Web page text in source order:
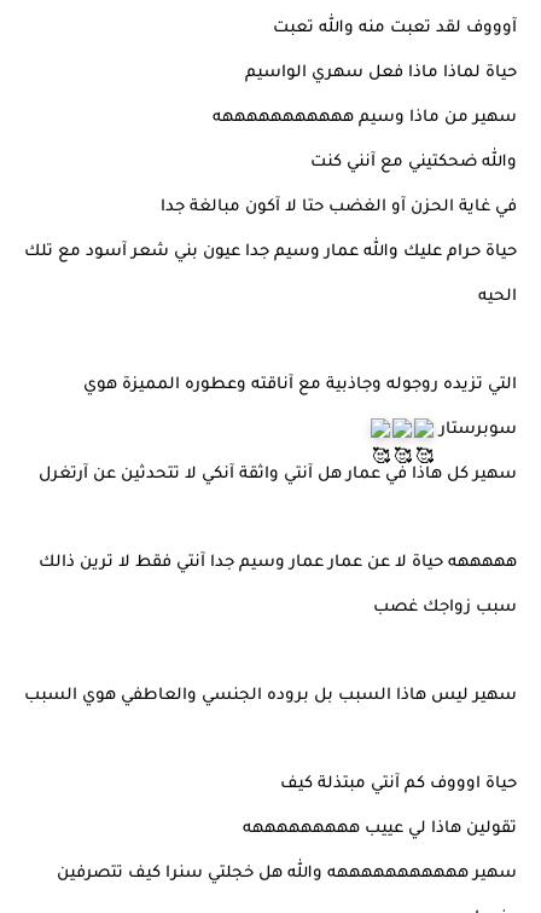
آوووف لقد تعبت منه والله تعبت
حياة لماذا ماذا فعل سهري الواسيم
سهير من ماذا وسيم هههههههههههه
والله ضحكتيني مع آنني كنت
في غاية الحزن آو الغضب حتا لا آكون مبالغة جدا
حياة حرام عليك والله عمار وسيم جدا عيون بني شعر آسود مع تلك
الحيه
التي تزيده روجوله وجاذبية مع آناقته وعطوره المميزة هوي
سوبرستار
سهير كل هاذا في عمار هل آنتي واثقة آنكي لا تتحدثين عن آرتغرل
هههههه حياة لا عن عمار عمار وسيم جدا آنتي فقط لا ترين ذالك
سبب زواجك غصب
سهير ليس هاذا السبب بل بروده الجنسي والعاطفي هوي السبب
حياة اوووف كم آنتي مبتذلة كيف
تقولين هاذا لي عييب هههههههههه
سهير هههههههههههه والله هل خجلتي سنرا كيف تتصرفين